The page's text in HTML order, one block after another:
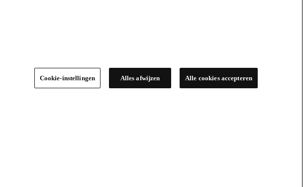
Cookie-instellingen Alles afwijzen Alle cookies accepteren